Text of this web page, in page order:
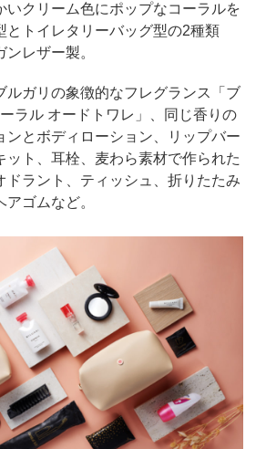
クリーム色にポップなコーラルを
とトイレタリーバッグ型の2種類
レザー製。
ガリの象徴的なフレグランス「ブ
ラル オードトワレ」、同じ香りの
ンとボディローション、リップバー
ット、耳栓、麦わら素材で作られた
ドラント、ティッシュ、折りたたみ
ゴムなど。